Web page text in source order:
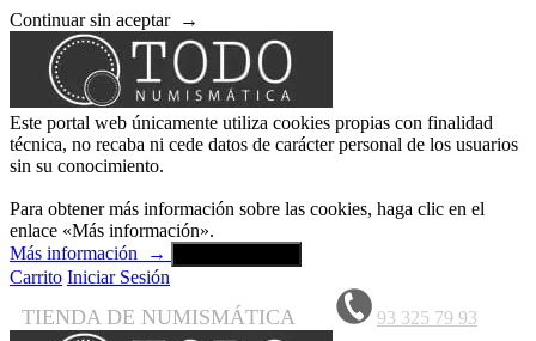
Continuar sin aceptar →
Este portal web únicamente utiliza cookies propias con finalidad
técnica, no recaba ni cede datos de carácter personal de los usuarios
sin su conocimiento.
Para obtener más información sobre las cookies, haga clic en el
enlace «Más información».
Más información
→
Carrito Iniciar Sesión
TIENDA DE NUMISMÁTICA 93 325 79 93